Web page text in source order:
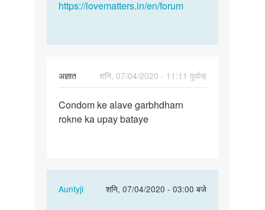
https://lovematters.in/en/forum
अज्ञात
शनि, 07/04/2020 - 11:11 पूर्वान्ह
Condom
ke
Condom ke alave garbhdharn
rokne ka upay bataye
Auntyji
शनि, 07/04/2020 - 03:00 बजे
In